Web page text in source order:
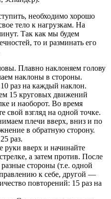
необходимо хорошо
тело к нагрузкам. На
Так как мы будем
то и разминать его
Плавно наклоняем голову
наклоны в стороны.
раз на каждый наклон.
15 круговых движений
и наоборот. Во время
свой взгляд на одной точке.
плечи вверх, вниз и по
в обратную сторону.
раз.
вверх и начинайте
а затем против. После
стороны (т.е. одной
к себе, другой —
повторений: 15 раз на